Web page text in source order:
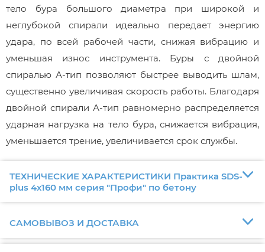
тело бура большого диаметра при широкой и
неглубокой спирали идеально передает энергию
удара, по всей рабочей части, снижая вибрацию и
уменьшая износ инструмента. Буры с двойной
спиралью А-тип позволяют быстрее выводить шлам,
существенно увеличивая скорость работы. Благодаря
двойной спирали А-тип равномерно распределяется
ударная нагрузка на тело бура, снижается вибрация,
уменьшается трение, увеличивается срок службы.
ТЕХНИЧЕСКИЕ ХАРАКТЕРИСТИКИ Практика SDS-
plus 4х160 мм серия "Профи" по бетону
САМОВЫВОЗ И ДОСТАВКА